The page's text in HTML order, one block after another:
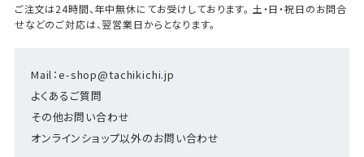
Mail：e-shop@tachikichi.jp
よくあるご質問
その他お問い合わせ
オンラインショップ以外のお問い合わせ
ご注文は24時間、年中無休にてお受けしております。 土・日・祝日のお問合
せなどのご対応は、翌営業日からとなります。